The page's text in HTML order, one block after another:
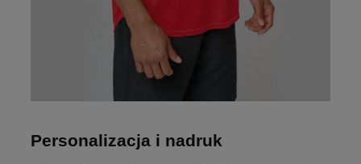
Personalizacja i nadruk